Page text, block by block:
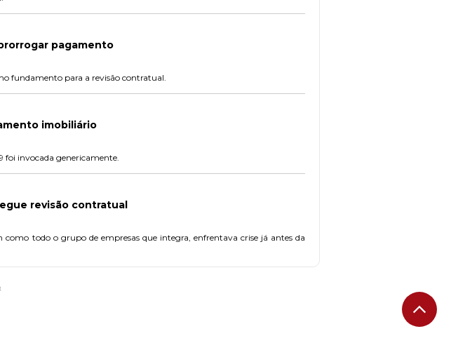
pagamento
fundamento para a revisão contratual.
imobiliário
foi invocada genericamente.
revisão contratual
todo o grupo de empresas que integra, enfrentava crise já antes da